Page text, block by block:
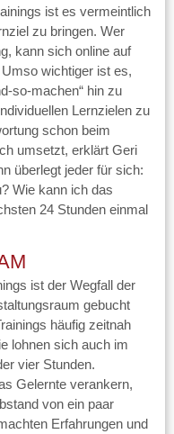
ist es vermeintlich
zu bringen. Wer
kann sich online auf
wichtiger ist es,
so-machen“ hin zu
Lernzielen zu
schon beim
umsetzt, erklärt Geri
überlegt jeder für sich:
Wie kann ich das
24 Stunden einmal
ist der Wegfall der
gebucht
häufig zeitnah
lohnen sich auch im
vier Stunden.
Gelernte verankern,
von ein paar
Erfahrungen und